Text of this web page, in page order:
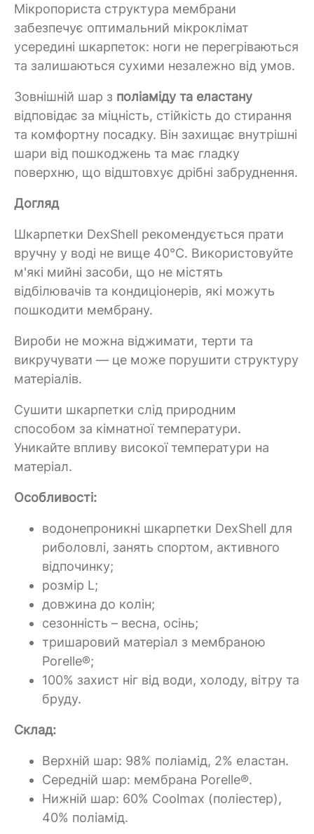
Мікропориста структура мембрани
забезпечує оптимальний мікроклімат
усередині шкарпеток: ноги не перегріваються
та залишаються сухими незалежно від умов.
Зовнішній шар з поліаміду та еластану
відповідає за міцність, стійкість до стирання
та комфортну посадку. Він захищає внутрішні
шари від пошкоджень та має гладку
поверхню, що відштовхує дрібні забруднення.
Догляд
Шкарпетки DexShell рекомендується прати
вручну у воді не вище 40°C. Використовуйте
м'які мийні засоби, що не містять
відбілювачів та кондиціонерів, які можуть
пошкодити мембрану.
Вироби не можна віджимати, терти та
викручувати — це може порушити структуру
матеріалів.
Сушити шкарпетки слід природним
способом за кімнатної температури.
Уникайте впливу високої температури на
матеріал.
Особливості:
водонепроникні шкарпетки DexShell для
риболовлі, занять спортом, активного
відпочинку;
розмір L;
довжина до колін;
сезонність – весна, осінь;
тришаровий матеріал з мембраною
Porelle®;
100% захист ніг від води, холоду, вітру та
бруду.
Склад:
Верхній шар: 98% поліамід, 2% еластан.
Середній шар: мембрана Porelle®.
Нижній шар: 60% Coolmax (поліестер),
40% поліамід.